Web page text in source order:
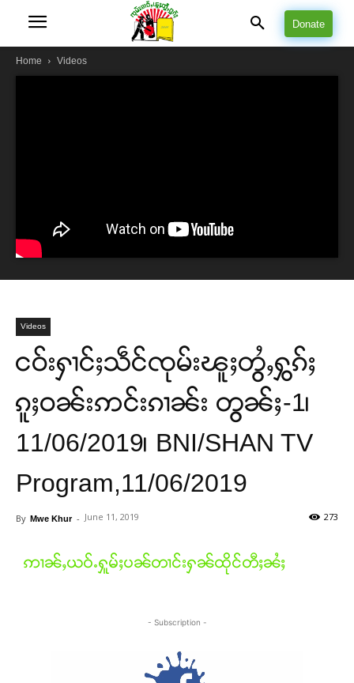
Donate
Home Videos
Videos
ငဝ်းႁၢင်ႈသဵင်ၸုမ်းၽူႈတွႆႇႁွၵ်ႈ
ၵူႈဝၼ်းဢင်းၵၢၼ်း တွၼ်ႈ-1၊
11/06/2019၊ BNI/SHAN TV
Program,11/06/2019
By Mwe Khur - June 11, 2019 273
ဢၢၼ်ႇယဝ်ႉႁူမ်ႈပၼ်တၢင်းႁၼ်ထိုင်တီႈၼႆႈ
- Subscription -